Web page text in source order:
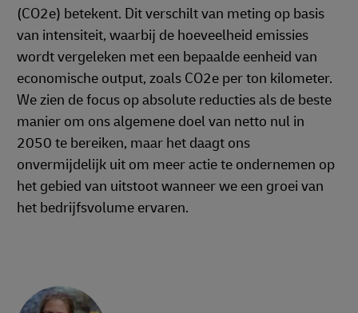
(CO2e) betekent. Dit verschilt van meting op basis
van intensiteit, waarbij de hoeveelheid emissies
wordt vergeleken met een bepaalde eenheid van
economische output, zoals CO2e per ton kilometer.
We zien de focus op absolute reducties als de beste
manier om ons algemene doel van netto nul in
2050 te bereiken, maar het daagt ons
onvermijdelijk uit om meer actie te ondernemen op
het gebied van uitstoot wanneer we een groei van
het bedrijfsvolume ervaren.